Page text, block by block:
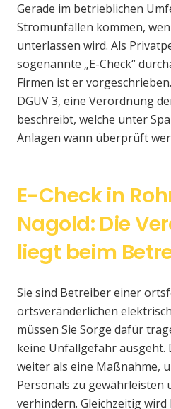
Gerade im betrieblichen
Stromunfällen kommen,
unterlassen wird. Als
sogenannte „E-Check“
Firmen ist er
DGUV 3, eine Verordnung
beschreibt, welche unter
Anlagen wann überprüft
E-Check in
Nagold: Die
liegt beim
Sie sind Betreiber einer
ortsveränderlichen
müssen Sie Sorge dafür
keine Unfallgefahr ausgeht.
weiter als eine Maßnahme,
Personals zu gewährleisten
verhindern. Gleichzeitig